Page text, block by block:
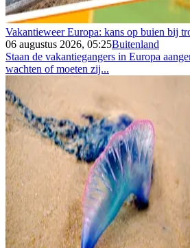
Vakantieweer Europa: kans op buien bij
06 augustus 2026, 05:25Buitenland
Staan de vakantiegangers in Europa
wachten of moeten zij...